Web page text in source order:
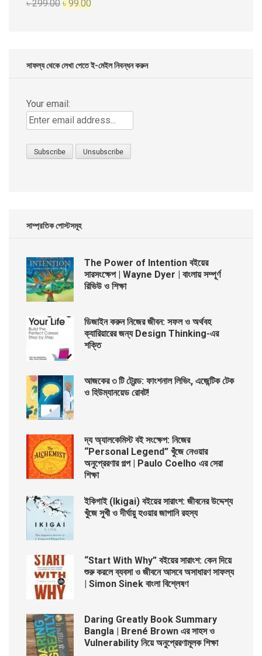
৳ 999.00.
৳299.00 Original
৳ 99.00
সাফল্য থেকে লেখা পেতে ই-মেইল নিবন্ধন করুন
Your email:
সাম্প্রতিক পোস্টসমূহ
The Power of Intention বইয়ের
সারসংক্ষেপ | Wayne Dyer | বাংলায় সম্পূর্ণ
রিভিউ ও শিক্ষা
ডিজাইন করুন নিজের জীবন: সফল ও অর্থবহ
ক্যারিয়ারের জন্য Design Thinking-এর
শক্তি
আজকের ৩ টি ট্রেন্ড: ফাংশনাল লিভিং, এজেন্টিক টেক
ও হিউম্যানয়েড রোবট!
দ্য অ্যালকেমিস্ট বই সংক্ষেপ: নিজের
“Personal Legend” খুঁজে নেওয়ার
অনুপ্রেরণার গল্প | Paulo Coelho এর সেরা
শিক্ষা
ইকিগাই (Ikigai) বইয়ের সারাংশ: জীবনের উদ্দেশ্য
খুঁজে সুখী ও দীর্ঘায়ু হওয়ার জাপানি রহস্য
“Start With Why” বইয়ের সারাংশ: কেন দিয়ে
শুরু করলে ব্যবসা ও জীবনে আসবে অসাধারণ সাফল্য
| Simon Sinek বাংলা বিশ্লেষণ
Daring Greatly Book Summary
Bangla | Brené Brown এর সাহস ও
Vulnerability নিয়ে অনুপ্রেরণামূলক শিক্ষা